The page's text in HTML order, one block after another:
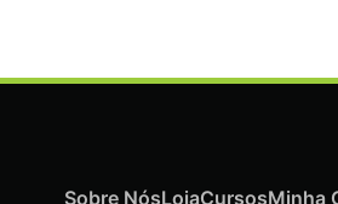
Sobre NósLojaCursosMinha